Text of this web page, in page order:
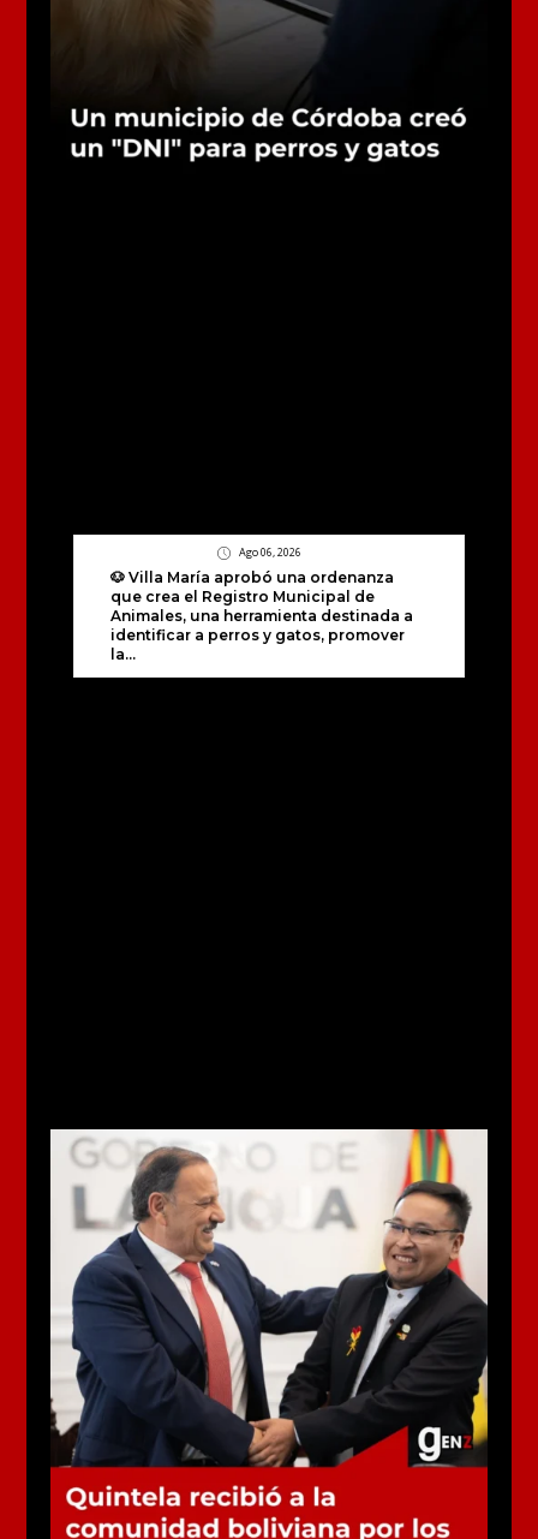
Ago 06, 2026
🐶 Villa María aprobó una ordenanza
que crea el Registro Municipal de
Animales, una herramienta destinada a
identificar a perros y gatos, promover
la...